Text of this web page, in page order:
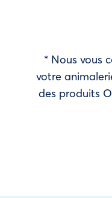
* Nous vous
votre
des produits